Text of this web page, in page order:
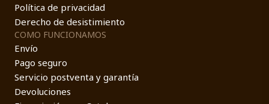
Política de privacidad
Derecho de desistimiento
COMO FUNCIONAMOS
Envío
Pago seguro
Servicio postventa y garantía
Devoluciones